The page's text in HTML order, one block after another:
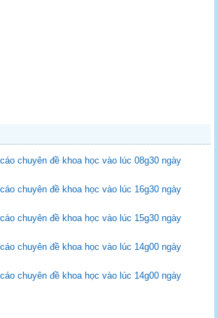
chuyên đề khoa học vào lúc 08g30 ngày
chuyên đề khoa học vào lúc 16g30 ngày
chuyên đề khoa học vào lúc 15g30 ngày
chuyên đề khoa học vào lúc 14g00 ngày
chuyên đề khoa học vào lúc 14g00 ngày